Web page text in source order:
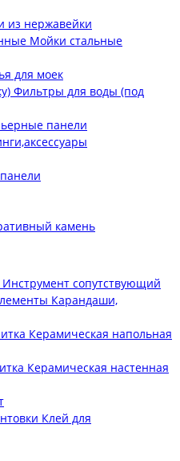
из нержавейки
Мойки стальные
для моек
Фильтры для воды (под
панели
камень
Инструмент сопутствующий
Карандаши,
Керамическая напольная
Керамическая настенная
Клей для